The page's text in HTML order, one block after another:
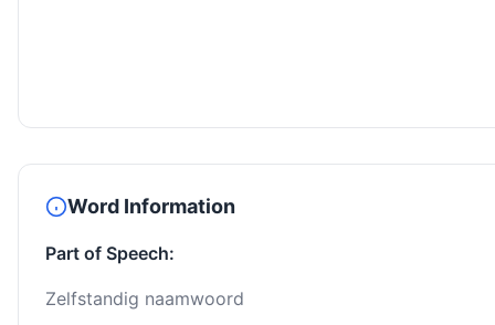
Word Information
Part of Speech:
Zelfstandig naamwoord